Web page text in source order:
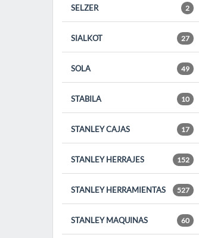
2
SELZER
27
SIALKOT
49
SOLA
10
STABILA
17
STANLEY CAJAS
152
STANLEY HERRAJES
527
STANLEY HERRAMIENTAS
60
STANLEY MAQUINAS